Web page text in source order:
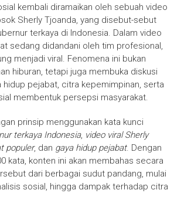
kembali diramaikan oleh sebuah video
Sherly Tjoanda, yang disebut-sebut
terkaya di Indonesia. Dalam video
sedang didandani oleh tim profesional,
menjadi viral. Fenomena ini bukan
hiburan, tetapi juga membuka diskusi
hidup pejabat, citra kepemimpinan, serta
membentuk persepsi masyarakat.
prinsip menggunakan kata kunci
terkaya Indonesia, video viral Sherly
populer, dan gaya hidup pejabat. Dengan
kata, konten ini akan membahas secara
dari berbagai sudut pandang, mulai
sosial, hingga dampak terhadap citra